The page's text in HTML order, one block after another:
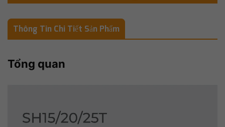
Thông Tin Chi Tiết Sản Phẩm
Tổng quan